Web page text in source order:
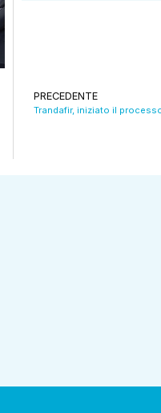
PRECEDENTE
Trandafir, iniziato il